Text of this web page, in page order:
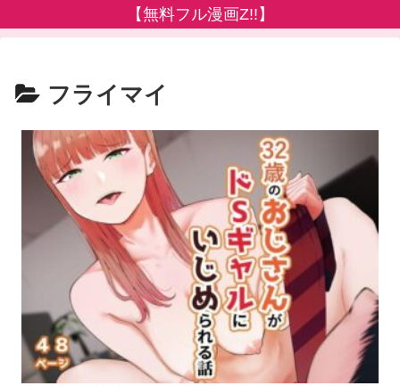
【無料フル漫画Z!!】
フライマイ